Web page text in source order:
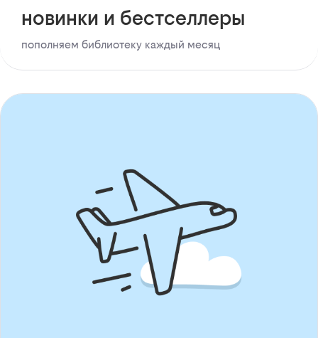
новинки и бестселлеры
пополняем библиотеку каждый месяц